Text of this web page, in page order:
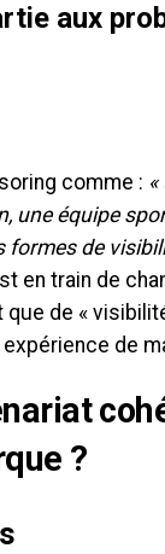
aux
comme : «
une équipe
de
train de
de «
de
?